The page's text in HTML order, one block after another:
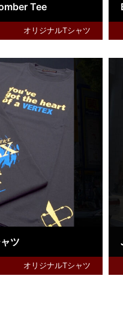
Tee
オリジナルTシャツ
ツ
オリジナルTシャツ